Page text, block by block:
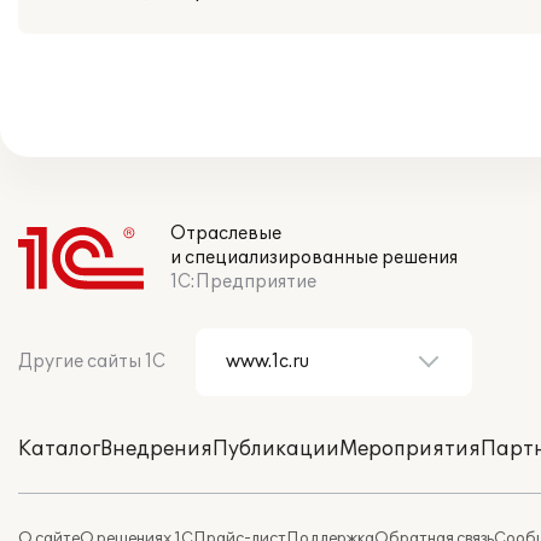
Отраслевые
и специализированные решения
1С:Предприятие
Другие сайты 1С
КаталогВнедренияПубликацииМероприятия